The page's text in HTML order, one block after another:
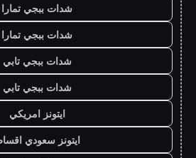
شدات ببجي تمارا
شدات ببجي تمارا
شدات ببجي تابي
شدات ببجي تابي
ايتونز امريكي
ايتونز سعودي